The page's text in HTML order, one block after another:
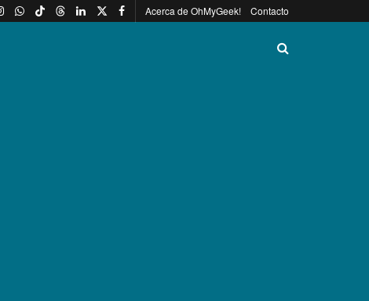
Acerca de OhMyGeek! Contacto